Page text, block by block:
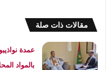
مقالات ذات صلة
عمدة
بالمواد